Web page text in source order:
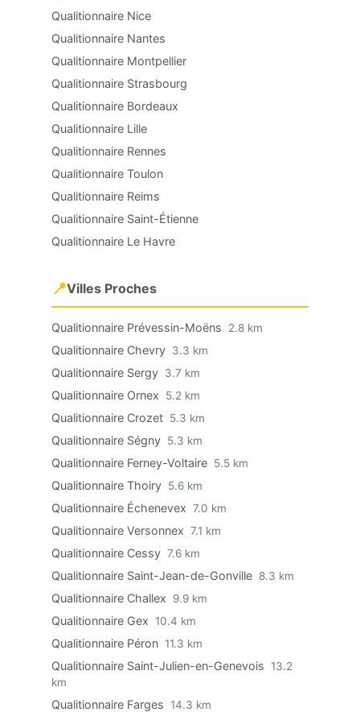
Qualitionnaire Nice
Qualitionnaire Nantes
Qualitionnaire Montpellier
Qualitionnaire Strasbourg
Qualitionnaire Bordeaux
Qualitionnaire Lille
Qualitionnaire Rennes
Qualitionnaire Toulon
Qualitionnaire Reims
Qualitionnaire Saint-Étienne
Qualitionnaire Le Havre
📍Villes Proches
Qualitionnaire Prévessin-Moëns 2.8 km
Qualitionnaire Chevry 3.3 km
Qualitionnaire Sergy 3.7 km
Qualitionnaire Ornex 5.2 km
Qualitionnaire Crozet 5.3 km
Qualitionnaire Ségny 5.3 km
Qualitionnaire Ferney-Voltaire 5.5 km
Qualitionnaire Thoiry 5.6 km
Qualitionnaire Échenevex 7.0 km
Qualitionnaire Versonnex 7.1 km
Qualitionnaire Cessy 7.6 km
Qualitionnaire Saint-Jean-de-Gonville 8.3 km
Qualitionnaire Challex 9.9 km
Qualitionnaire Gex 10.4 km
Qualitionnaire Péron 11.3 km
Qualitionnaire Saint-Julien-en-Genevois
13.2
km
Qualitionnaire Farges 14.3 km